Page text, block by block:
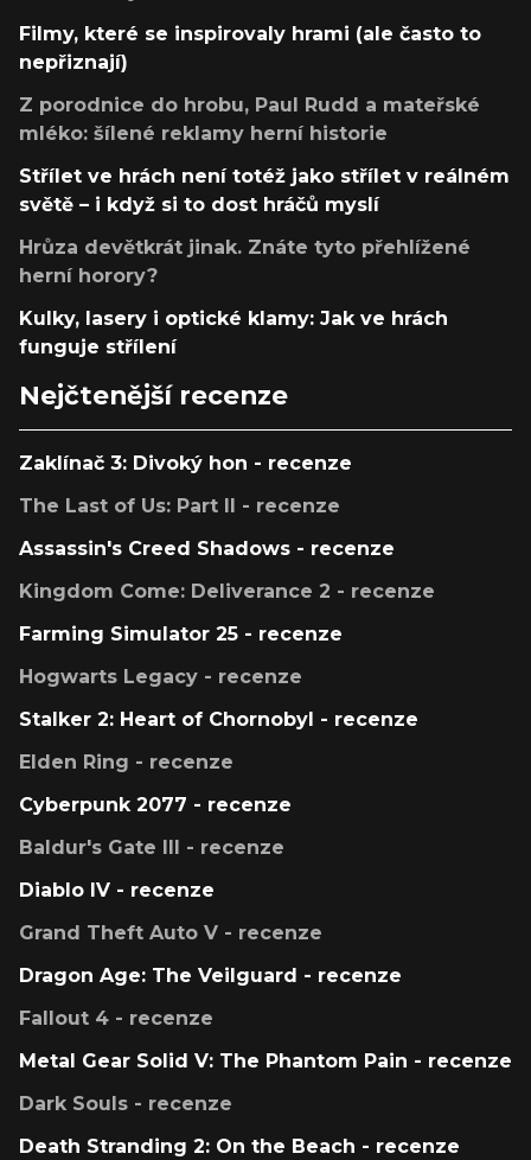
Filmy, které se inspirovaly hrami (ale často to
nepřiznají)
Z porodnice do hrobu, Paul Rudd a mateřské
mléko: šílené reklamy herní historie
Střílet ve hrách není totéž jako střílet v reálném
světě – i když si to dost hráčů myslí
Hrůza devětkrát jinak. Znáte tyto přehlížené
herní horory?
Kulky, lasery i optické klamy: Jak ve hrách
funguje střílení
Nejčtenější recenze
Zaklínač 3: Divoký hon - recenze
The Last of Us: Part II - recenze
Assassin's Creed Shadows - recenze
Kingdom Come: Deliverance 2 - recenze
Farming Simulator 25 - recenze
Hogwarts Legacy - recenze
Stalker 2: Heart of Chornobyl - recenze
Elden Ring - recenze
Cyberpunk 2077 - recenze
Baldur's Gate III - recenze
Diablo IV - recenze
Grand Theft Auto V - recenze
Dragon Age: The Veilguard - recenze
Fallout 4 - recenze
Metal Gear Solid V: The Phantom Pain - recenze
Dark Souls - recenze
Death Stranding 2: On the Beach - recenze